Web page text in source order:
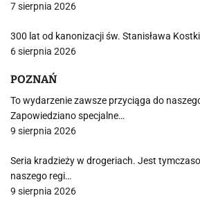
7 sierpnia 2026
300 lat od kanonizacji św. Stanisława
6 sierpnia 2026
POZNAŃ
To wydarzenie zawsze przyciąga do
Zapowiedziano specjalne…
9 sierpnia 2026
Seria kradzieży w drogeriach. Jest
naszego regi…
9 sierpnia 2026